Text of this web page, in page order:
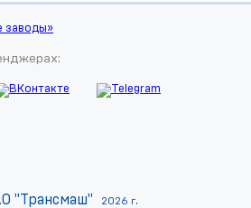
"Трансмаш" 2026 г.